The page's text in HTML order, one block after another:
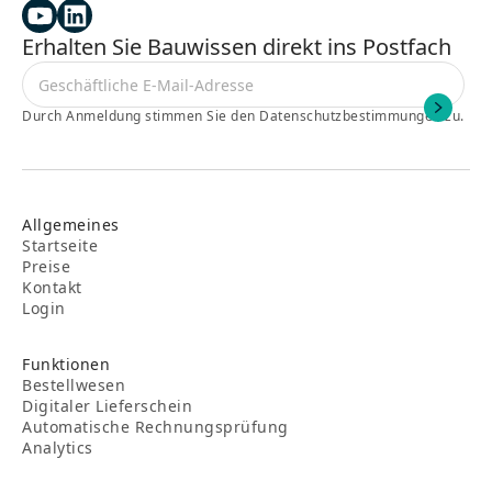
Erhalten Sie Bauwissen direkt ins Postfach
Durch Anmeldung stimmen Sie den Datenschutzbestimmungen zu.
Allgemeines
Startseite
Preise
Kontakt
Login
Funktionen
Bestellwesen
Digitaler Lieferschein
Automatische Rechnungsprüfung
Analytics